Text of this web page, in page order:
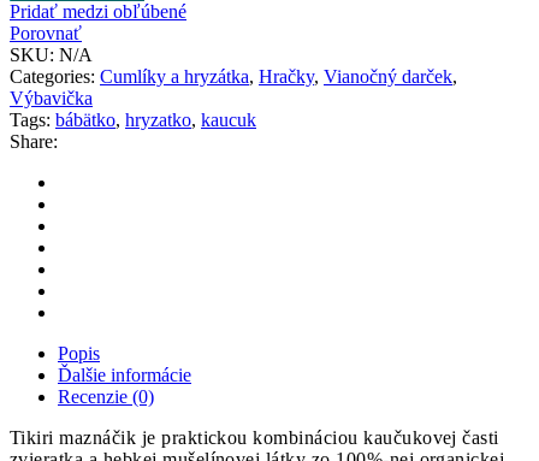
Pridať medzi obľúbené
Porovnať
SKU: N/A
Categories: Cumlíky a hryzátka, Hračky, Vianočný darček,
Výbavička
Tags: bábätko, hryzatko, kaucuk
Share:
Popis
Ďalšie informácie
Recenzie (0)
Tikiri maznáčik je praktickou kombináciou kaučukovej časti